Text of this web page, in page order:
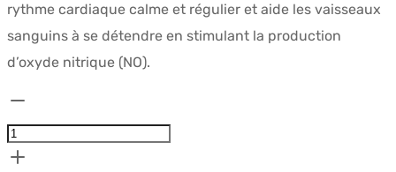
rythme cardiaque calme et régulier et aide les vaisseaux
sanguins à se détendre en stimulant la production
d’oxyde nitrique (NO).
de